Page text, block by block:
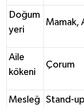
Doğum
yeri
Mamak,
Aile
kökeni
Çorum
Mesleğ
Stand-